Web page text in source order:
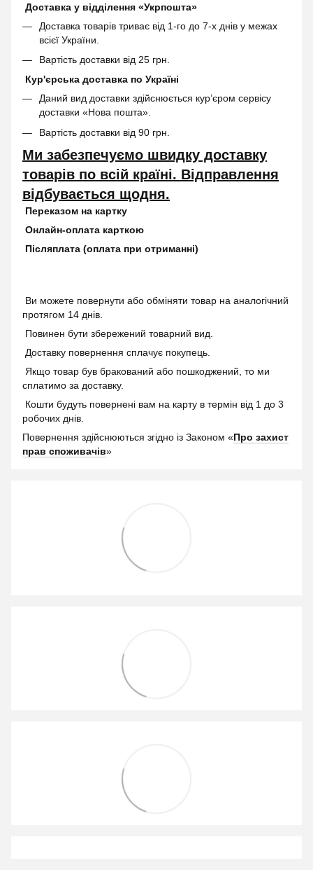
Доставка у відділення «Укрпошта»
Доставка товарів триває від 1-го до 7-х днів у межах
всієї України.
Вартість доставки від 25 грн.
Кур'єрська доставка по Україні
Даний вид доставки здійснюється кур’єром сервісу
доставки «Нова пошта».
Вартість доставки від 90 грн.
Ми забезпечуємо швидку доставку
товарів по всій країні. Відправлення
відбувається щодня.
Переказом на картку
Онлайн-оплата карткою
Післяплата (оплата при отриманні)
Ви можете повернути або обміняти товар на аналогічний
протягом 14 днів.
Повинен бути збережений товарний вид.
Доставку повернення сплачує покупець.
Якщо товар був бракований або пошкоджений, то ми
сплатимо за доставку.
Кошти будуть повернені вам на карту в термін від 1 до 3
робочих днів.
Повернення здійснюються згідно із Законом «Про захист
прав споживачів»